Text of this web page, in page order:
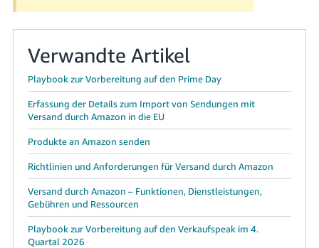
Verwandte Artikel
Playbook zur Vorbereitung auf den Prime Day
Erfassung der Details zum Import von Sendungen mit
Versand durch Amazon in die EU
Produkte an Amazon senden
Richtlinien und Anforderungen für Versand durch Amazon
Versand durch Amazon – Funktionen, Dienstleistungen,
Gebühren und Ressourcen
Playbook zur Vorbereitung auf den Verkaufspeak im 4.
Quartal 2026